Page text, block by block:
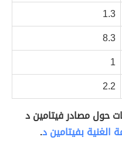
1.3
8.3
1
2.2
حول مصادر فيتامين د
بفيتامين د.